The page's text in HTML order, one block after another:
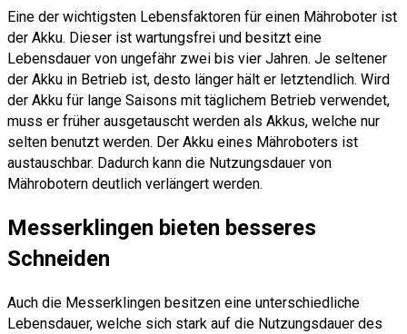
Eine der wichtigsten Lebensfaktoren für einen Mähroboter ist
der Akku. Dieser ist wartungsfrei und besitzt eine
Lebensdauer von ungefähr zwei bis vier Jahren. Je seltener
der Akku in Betrieb ist, desto länger hält er letztendlich. Wird
der Akku für lange Saisons mit täglichem Betrieb verwendet,
muss er früher ausgetauscht werden als Akkus, welche nur
selten benutzt werden. Der Akku eines Mähroboters ist
austauschbar. Dadurch kann die Nutzungsdauer von
Mährobotern deutlich verlängert werden.
Messerklingen bieten besseres
Schneiden
Auch die Messerklingen besitzen eine unterschiedliche
Lebensdauer, welche sich stark auf die Nutzungsdauer des